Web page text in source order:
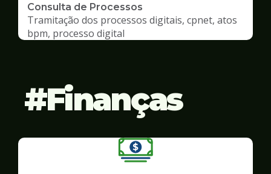
Consulta de Processos
Tramitação dos processos digitais, cpnet, atos
bpm, processo digital
Finanças